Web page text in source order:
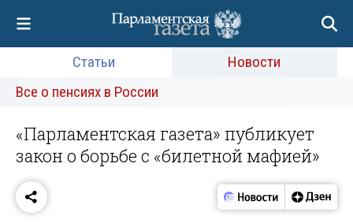
Статьи
Новости
Все о пенсиях в России
«Парламентская газета» публикует
закон о борьбе с «билетной мафией»